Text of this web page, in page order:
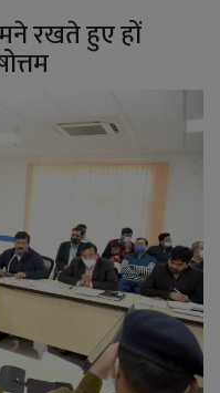
रखते हुए हों